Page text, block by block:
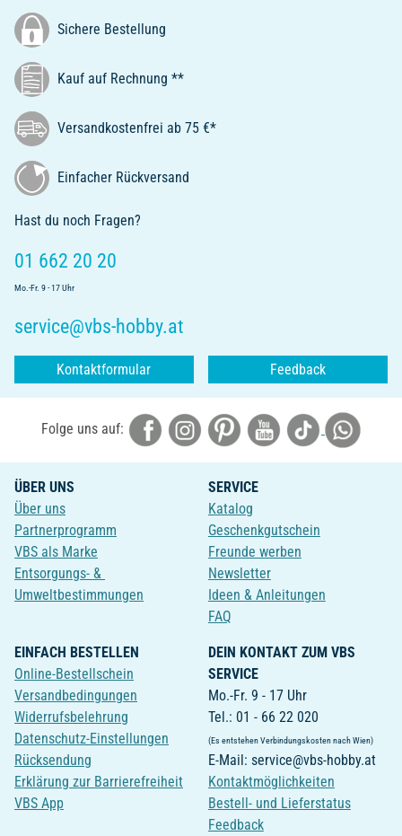
Sichere Bestellung
Kauf auf Rechnung **
Versandkostenfrei ab 75 €*
Einfacher Rückversand
Hast du noch Fragen?
01 662 20 20
Mo.-Fr. 9 - 17 Uhr
service@vbs-hobby.at
Kontaktformular Feedback
Folge uns auf:
ÜBER UNS
Über uns
Partnerprogramm
VBS als Marke
Entsorgungs- &
Umweltbestimmungen
SERVICE
Katalog
Geschenkgutschein
Freunde werben
Newsletter
Ideen & Anleitungen
FAQ
EINFACH BESTELLEN
Online-Bestellschein
Versandbedingungen
Widerrufsbelehrung
Datenschutz-Einstellungen
Rücksendung
Erklärung zur Barrierefreiheit
VBS App
DEIN KONTAKT ZUM VBS
SERVICE
Mo.-Fr. 9 - 17 Uhr
Tel.: 01 - 66 22 020
(Es entstehen Verbindungskosten nach Wien)
E-Mail: service@vbs-hobby.at
Kontaktmöglichkeiten
Bestell- und Lieferstatus
Feedback